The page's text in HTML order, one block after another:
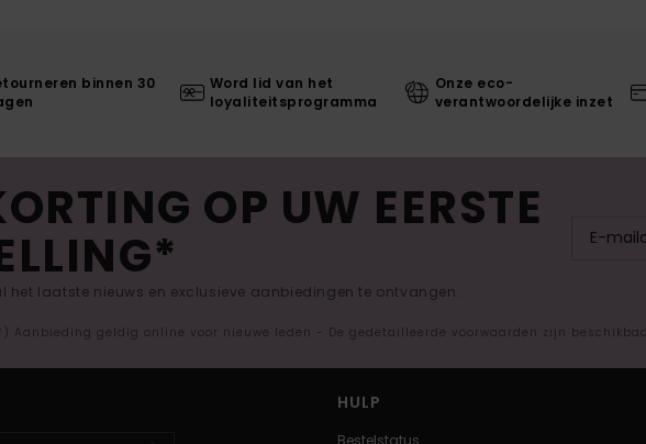
binnen 30
Word lid van het
loyaliteitsprogramma
Onze eco-
verantwoordelijke inzet
OP UW EERSTE
het laatste nieuws en exclusieve aanbiedingen te ontvangen.
Aanbieding geldig online voor nieuwe leden - De gedetailleerde voorwaarden zijn
HULP
Bestelstatus